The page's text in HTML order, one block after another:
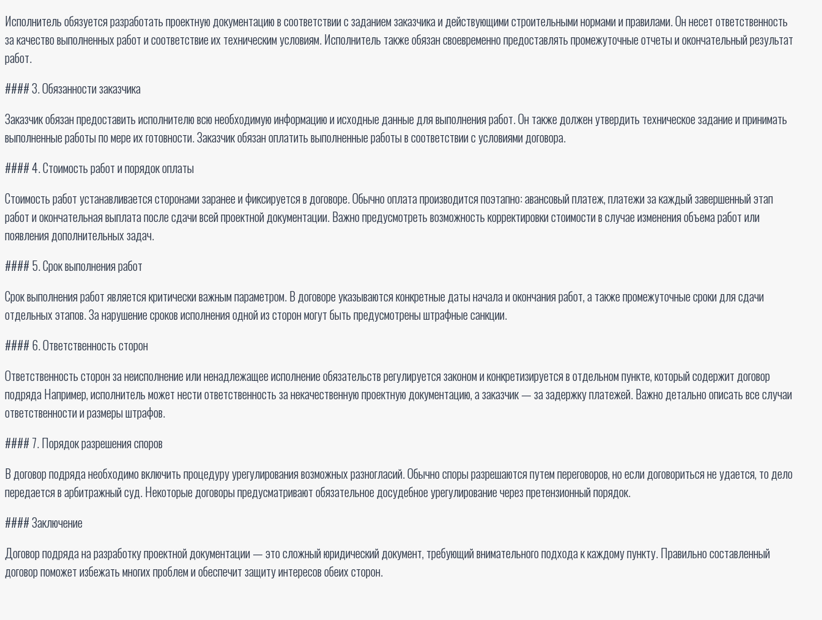
Исполнитель обязуется разработать проектную документацию в соответствии с заданием заказчика и действующими строительными нормами и правилами. Он несет ответственность
за качество выполненных работ и соответствие их техническим условиям. Исполнитель также обязан своевременно предоставлять промежуточные отчеты и окончательный результат
работ.
#### 3. Обязанности заказчика
Заказчик обязан предоставить исполнителю всю необходимую информацию и исходные данные для выполнения работ. Он также должен утвердить техническое задание и принимать
выполненные работы по мере их готовности. Заказчик обязан оплатить выполненные работы в соответствии с условиями договора.
#### 4. Стоимость работ и порядок оплаты
Стоимость работ устанавливается сторонами заранее и фиксируется в договоре. Обычно оплата производится поэтапно: авансовый платеж, платежи за каждый завершенный этап
работ и окончательная выплата после сдачи всей проектной документации. Важно предусмотреть возможность корректировки стоимости в случае изменения объема работ или
появления дополнительных задач.
#### 5. Срок выполнения работ
Срок выполнения работ является критически важным параметром. В договоре указываются конкретные даты начала и окончания работ, а также промежуточные сроки для сдачи
отдельных этапов. За нарушение сроков исполнения одной из сторон могут быть предусмотрены штрафные санкции.
#### 6. Ответственность сторон
Ответственность сторон за неисполнение или ненадлежащее исполнение обязательств регулируется законом и конкретизируется в отдельном пункте, который содержит договор
подряда Например, исполнитель может нести ответственность за некачественную проектную документацию, а заказчик — за задержку платежей. Важно детально описать все случаи
ответственности и размеры штрафов.
#### 7. Порядок разрешения споров
В договор подряда необходимо включить процедуру урегулирования возможных разногласий. Обычно споры разрешаются путем переговоров, но если договориться не удается, то дело
передается в арбитражный суд. Некоторые договоры предусматривают обязательное досудебное урегулирование через претензионный порядок.
#### Заключение
Договор подряда на разработку проектной документации — это сложный юридический документ, требующий внимательного подхода к каждому пункту. Правильно составленный
договор поможет избежать многих проблем и обеспечит защиту интересов обеих сторон.